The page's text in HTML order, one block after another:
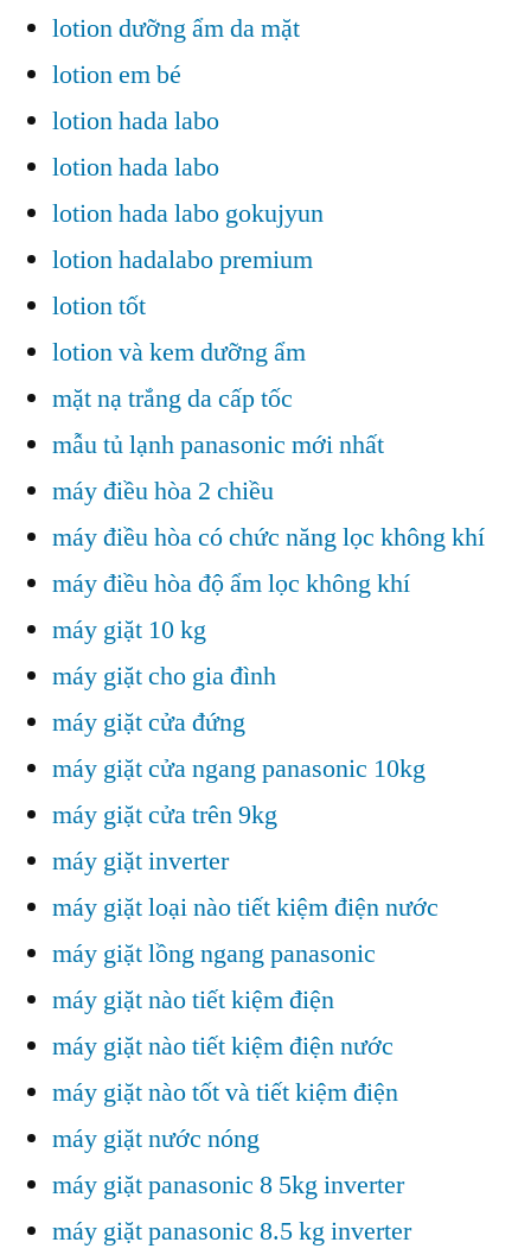
lotion dưỡng ẩm da mặt
lotion em bé
lotion hada labo
lotion hada labo
lotion hada labo gokujyun
lotion hadalabo premium
lotion tốt
lotion và kem dưỡng ẩm
mặt nạ trắng da cấp tốc
mẫu tủ lạnh panasonic mới nhất
máy điều hòa 2 chiều
máy điều hòa có chức năng lọc không khí
máy điều hòa độ ẩm lọc không khí
máy giặt 10 kg
máy giặt cho gia đình
máy giặt cửa đứng
máy giặt cửa ngang panasonic 10kg
máy giặt cửa trên 9kg
máy giặt inverter
máy giặt loại nào tiết kiệm điện nước
máy giặt lồng ngang panasonic
máy giặt nào tiết kiệm điện
máy giặt nào tiết kiệm điện nước
máy giặt nào tốt và tiết kiệm điện
máy giặt nước nóng
máy giặt panasonic 8 5kg inverter
máy giặt panasonic 8.5 kg inverter